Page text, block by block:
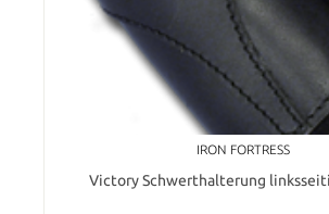
IRON FORTRESS
Victory Schwerthalterung